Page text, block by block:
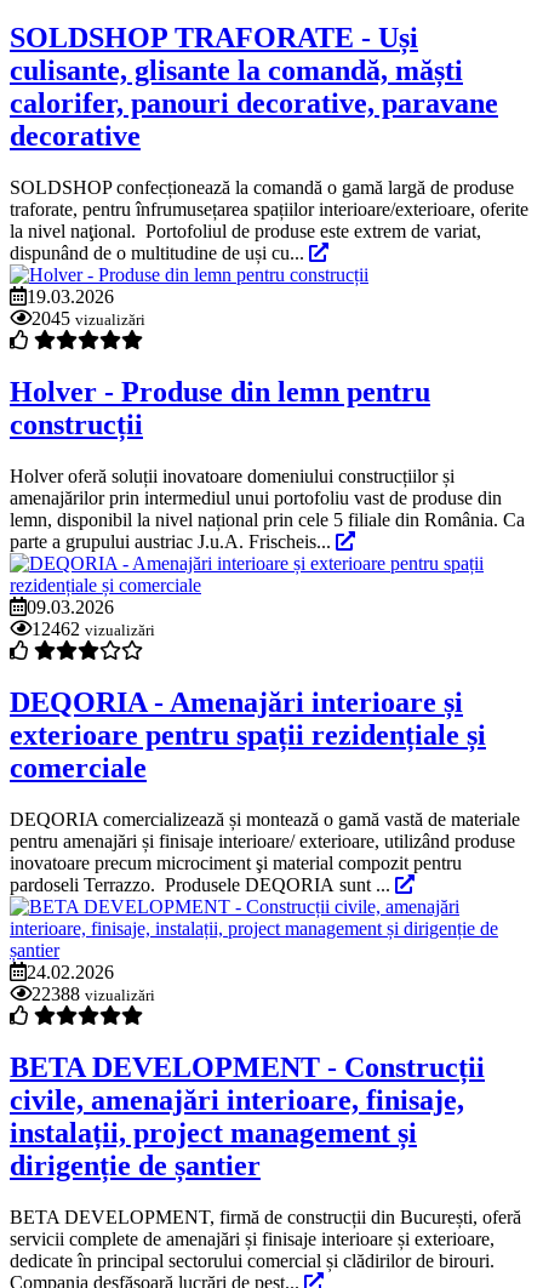
SOLDSHOP TRAFORATE - Uși
culisante, glisante la comandă, măști
calorifer, panouri decorative, paravane
decorative
SOLDSHOP confecționează la comandă o gamă largă de produse
traforate, pentru înfrumusețarea spațiilor interioare/exterioare, oferite
la nivel naţional. Portofoliul de produse este extrem de variat,
dispunând de o multitudine de uși cu...
19.03.2026
2045 vizualizări
Holver - Produse din lemn pentru
construcții
Holver oferă soluții inovatoare domeniului construcțiilor și
amenajărilor prin intermediul unui portofoliu vast de produse din
lemn, disponibil la nivel național prin cele 5 filiale din România. Ca
parte a grupului austriac J.u.A. Frischeis...
09.03.2026
12462 vizualizări
DEQORIA - Amenajări interioare și
exterioare pentru spații rezidențiale și
comerciale
DEQORIA comercializează și montează o gamă vastă de materiale
pentru amenajări și finisaje interioare/ exterioare, utilizând produse
inovatoare precum microciment şi material compozit pentru
pardoseli Terrazzo. Produsele DEQORIA sunt ...
24.02.2026
22388 vizualizări
BETA DEVELOPMENT - Construcții
civile, amenajări interioare, finisaje,
instalații, project management și
dirigenție de șantier
BETA DEVELOPMENT, firmă de construcții din București, oferă
servicii complete de amenajări și finisaje interioare și exterioare,
dedicate în principal sectorului comercial și clădirilor de birouri.
Compania desfășoară lucrări de pest...